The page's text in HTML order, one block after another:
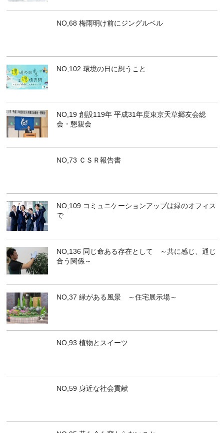
NO,68 梅雨明け前にジングルベル
NO,102 環境の日に想うこと
NO,19 創設119年 平成31年度東京天草郷友会総
会・懇親会
NO,73 ＣＳＲ報告書
NO,109 コミュニケーションアップは緑のオフィス
で
NO,136 同じ命ある存在として ～共に感じ、通じ
合う関係～
NO,37 緑がある風景 ～住宅展示場～
NO,93 植物とスイーツ
NO,59 身近な社会貢献